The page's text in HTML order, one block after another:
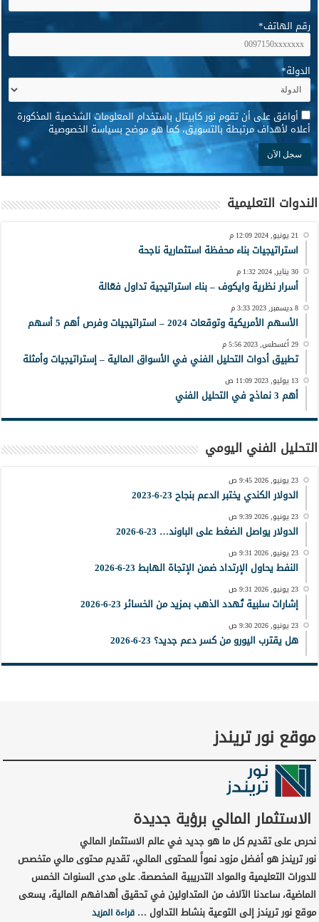
رقم الهاتف*
الدولة*
* أوافق على أن تقوم نور كابيتال باستخدام المعلومات الشخصية المذكورة
أعلاه لأهداف مرتبطة بالتسويق، كما هو موضح بسياسة الخصوصية
الندوات التعليمية
21 يونيو, 2024 12:09 م
استراتيجيات بناء محفظة استثمارية ناجحة
30 يناير, 2024 1:32 م
أسرار نظرية وايكوف – بناء استراتيجية تداول فعّالة
8 ديسمبر, 2023 3:33 م
الأسهم الأمريكية وتوقعات 2024 – استراتيجيات وفرص أهم 5 أسهم
29 أغسطس, 2023 5:56 م
تطبيق أدوات التحليل الفني في الأسواق المالية – إستراتيجيات وأمثلة
13 يوليو, 2023 11:09 ص
أهم 3 نماذج في التحليل الفني
التحليل الفني اليومي
23 يونيو, 2026 9:45 ص
الدولار الكندي يختبر الدعم بنجاح 23-6-2023
23 يونيو, 2026 9:39 ص
الدولار يواصل الضغط على الباوند… 23-6-2026
23 يونيو, 2026 9:31 ص
النفط يحاول الإرتداد ضمن الإتجاة الهابط 23-6-2026
23 يونيو, 2026 9:31 ص
إشارات سلبية تُهدد الذهب بمزيد من الخسائر 23-6-2026
23 يونيو, 2026 9:30 ص
هل يقترب اليورو من كسر دعم جديد؟ 23-6-2026
موقع نور تريندز
الاستثمار المالي برؤية جديدة
نحرص على تقديم كل ما هو جديد في عالم الاستثمار المالي
نور تريندز هو أفضل مزود نمواً للمحتوى المالي، تقديم محتوى مالي متخصص
للدورات التعليمية والمواد التدريبية المخصصة. على مدى السنوات الخمس
الماضية، ساعدنا الآلاف من المتداولين في تحقيق أهدافهم المالية، يسعى
موقع نور تريندز إلى التوعية بنشاط التداول …قراءة المزيد